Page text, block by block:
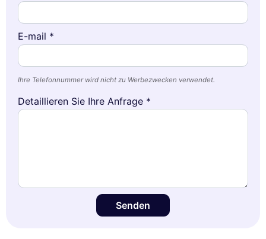
E-mail *
Ihre Telefonnummer wird nicht zu Werbezwecken verwendet.
Detaillieren Sie Ihre Anfrage *
Senden